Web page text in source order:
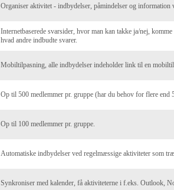
Organiser aktivitet - indbydelser, påmindelser og information
Internetbaserede svarsider, hvor man kan takke ja/nej,
hvad andre indbudte svarer.
Mobiltilpasning, alle indbydelser indeholder link til en
Op til 500 medlemmer pr. gruppe (har du behov for flere end
Op til 100 medlemmer pr. gruppe.
Automatiske indbydelser ved regelmæssige aktiviteter som
Synkroniser med kalender, få aktiviteterne i f.eks. Outlook,